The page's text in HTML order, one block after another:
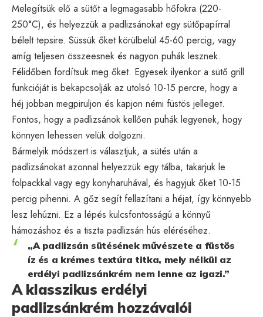
Melegítsük elő a sütőt a legmagasabb hőfokra (220-
250°C), és helyezzük a padlizsánokat egy sütőpapírral
bélelt tepsire. Süssük őket körülbelül 45-60 percig, vagy
amíg teljesen összeesnek és nagyon puhák lesznek.
Félidőben fordítsuk meg őket. Egyesek ilyenkor a sütő grill
funkcióját is bekapcsolják az utolsó 10-15 percre, hogy a
héj jobban megpiruljon és kapjon némi füstös jelleget.
Fontos, hogy a padlizsánok kellően puhák legyenek, hogy
könnyen lehessen velük dolgozni.
Bármelyik módszert is választjuk, a sütés után a
padlizsánokat azonnal helyezzük egy tálba, takarjuk le
folpackkal vagy egy konyharuhával, és hagyjuk őket 10-15
percig pihenni. A gőz segít fellazítani a héjat, így könnyebb
lesz lehúzni. Ez a lépés kulcsfontosságú a könnyű
hámozáshoz és a tiszta padlizsán hús eléréséhez.
„A padlizsán sütésének művészete a füstös
íz és a krémes textúra titka, mely nélkül az
erdélyi padlizsánkrém nem lenne az igazi.”
A klasszikus erdélyi
padlizsánkrém hozzávalói